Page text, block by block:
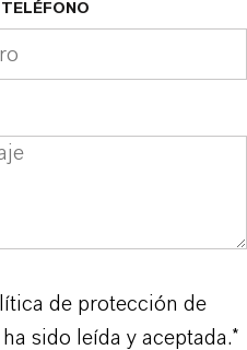
TELÉFONO
de protección de
sido leída y aceptada.*